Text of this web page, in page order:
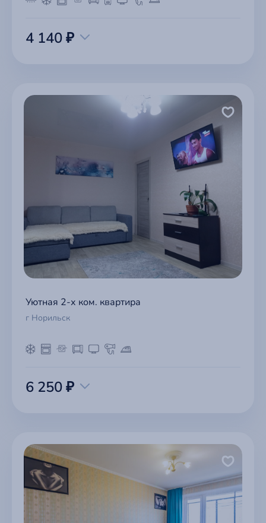
4 140 ₽
Уютная 2-х ком. квартира
г Норильск
6 250 ₽